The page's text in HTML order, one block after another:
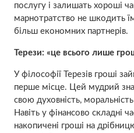
послугу і залишать хороші
марнотратство не шкодить
більш економних партнерів.
Терези: «це всього лише
У філософії Терезів гроші
перше місце. Цей мудрий
свою духовність,
Навіть у фінансово складні
накопичені гроші на